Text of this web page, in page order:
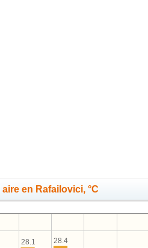
en Rafailovici, °C
28.4
28.1